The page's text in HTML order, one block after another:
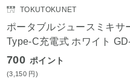
TOKUTOKUNET
ポータブルジュースミキサ
Type-C充電式 ホワイト
700 ポイント
(3,150 円)